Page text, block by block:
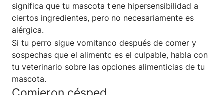
significa que tu mascota tiene hipersensibilidad a
ciertos ingredientes, pero no necesariamente es
alérgica.
Si tu perro sigue vomitando después de comer y
sospechas que el alimento es el culpable, habla con
tu veterinario sobre las opciones alimenticias de tu
mascota.
Comieron césped